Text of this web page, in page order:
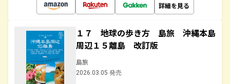
詳細を見る
１７ 地球の歩き方 島旅 沖縄本島
周辺１５離島 改訂版
島旅
2026.03.05 発売